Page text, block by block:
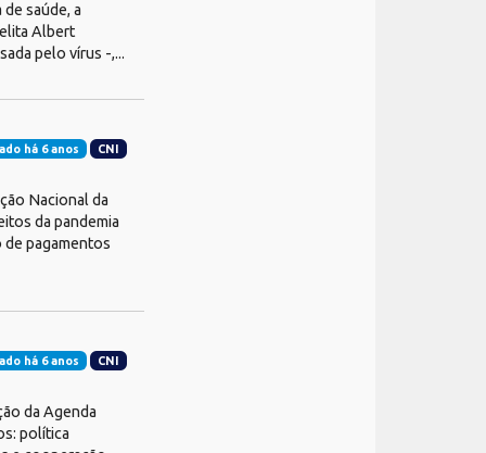
saúde, a
Albert
pelo vírus -,...
há 6 anos CNI
Nacional da
da pandemia
de pagamentos
há 6 anos CNI
da Agenda
política